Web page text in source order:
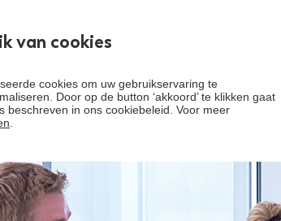
van cookies
cookies om uw gebruikservaring te
Door op de button ‘akkoord’ te klikken gaat
beschreven in ons cookiebeleid. Voor meer